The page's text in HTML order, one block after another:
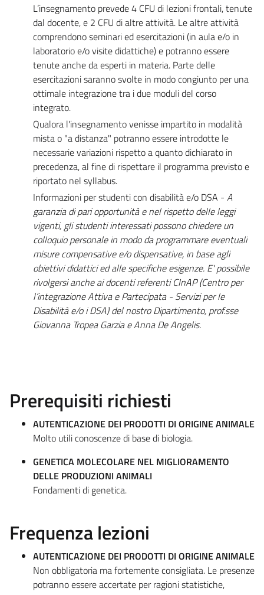
L’insegnamento prevede 4 CFU di lezioni frontali, tenute
dal docente, e 2 CFU di altre attività. Le altre attività
comprendono seminari ed esercitazioni (in aula e/o in
laboratorio e/o visite didattiche) e potranno essere
tenute anche da esperti in materia. Parte delle
esercitazioni saranno svolte in modo congiunto per una
ottimale integrazione tra i due moduli del corso
integrato.
Qualora l'insegnamento venisse impartito in modalità
mista o "a distanza" potranno essere introdotte le
necessarie variazioni rispetto a quanto dichiarato in
precedenza, al fine di rispettare il programma previsto e
riportato nel syllabus.
Informazioni per studenti con disabilità e/o DSA - A
garanzia di pari opportunità e nel rispetto delle leggi
vigenti, gli studenti interessati possono chiedere un
colloquio personale in modo da programmare eventuali
misure compensative e/o dispensative, in base agli
obiettivi didattici ed alle specifiche esigenze. E' possibile
rivolgersi anche ai docenti referenti CInAP (Centro per
l’integrazione Attiva e Partecipata - Servizi per le
Disabilità e/o i DSA) del nostro Dipartimento, prof.sse
Giovanna Tropea Garzia e Anna De Angelis.
Prerequisiti richiesti
AUTENTICAZIONE DEI PRODOTTI DI ORIGINE ANIMALE
Molto utili conoscenze di base di biologia.
GENETICA MOLECOLARE NEL MIGLIORAMENTO
DELLE PRODUZIONI ANIMALI
Fondamenti di genetica.
Frequenza lezioni
AUTENTICAZIONE DEI PRODOTTI DI ORIGINE ANIMALE
Non obbligatoria ma fortemente consigliata. Le presenze
potranno essere accertate per ragioni statistiche,